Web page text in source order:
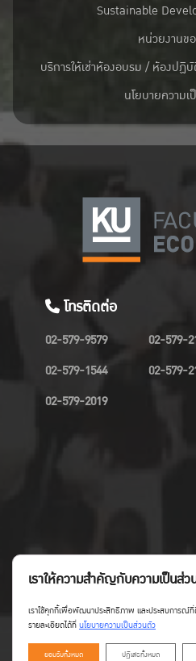
Sustainable
หน่วยงานข
บริการให้เช่าห้องอบรม / ห้องป
นโยบายความ
โทรติดต่อ
02-579-9579
02-579-1544
02-579-2019
02-579-
02-579-
เราให้ความสำคัญกับความเป็นส่
เราใช้คุกกี้เพื่อพัฒนาประสิทธิภาพ และประสบการณ์
รายละเอียดได้ที่นโยบายความเป็นส่วนตัว
ยอมรับทั้งหมด ปฏิเสธทั้งหมด